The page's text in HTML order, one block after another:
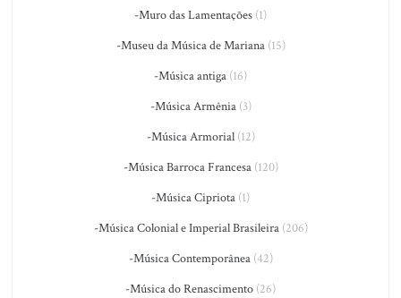
-Muro das Lamentações (1)
-Museu da Música de Mariana(15)
-Música antiga (16)
-Música Armênia(3)
-Música Armorial(12)
-Música Barroca Francesa(120)
-Música Cipriota (1)
-Música Colonial e Imperial Brasileira(206)
-Música Contemporânea(42)
-Música do Renascimento (26)